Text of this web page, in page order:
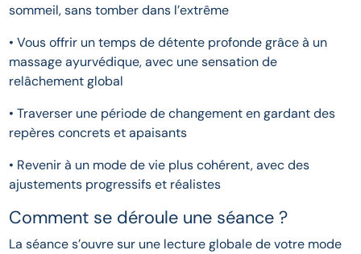
sommeil, sans tomber dans l’extrême
• Vous offrir un temps de détente profonde grâce à un
massage ayurvédique, avec une sensation de
relâchement global
• Traverser une période de changement en gardant des
repères concrets et apaisants
• Revenir à un mode de vie plus cohérent, avec des
ajustements progressifs et réalistes
Comment se déroule une séance ?
La séance s’ouvre sur une lecture globale de votre mode